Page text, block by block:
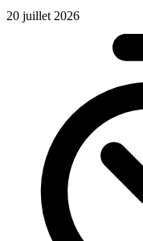
20 juillet 2026